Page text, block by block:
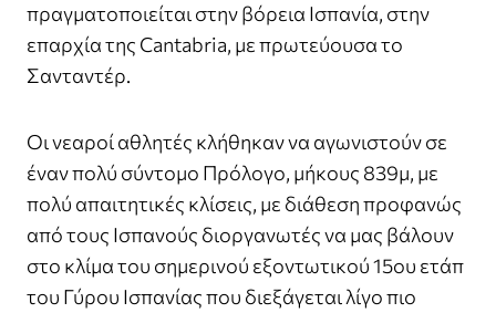
πραγματοποιείται στην βόρεια Ισπανία, στην
επαρχία της Cantabria, με πρωτεύουσα το
Σανταντέρ.
Οι νεαροί αθλητές κλήθηκαν να αγωνιστούν σε
έναν πολύ σύντομο Πρόλογο, μήκους 839μ, με
πολύ απαιτητικές κλίσεις, με διάθεση προφανώς
από τους Ισπανούς διοργανωτές να μας βάλουν
στο κλίμα του σημερινού εξοντωτικού 15ου ετάπ
του Γύρου Ισπανίας που διεξάγεται λίγο πιο